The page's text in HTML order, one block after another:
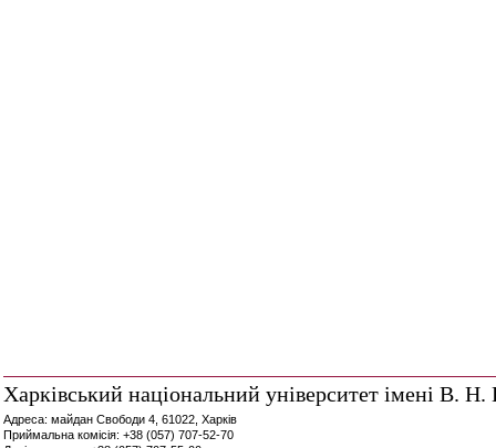
Харківський національний університет імені В. Н.
Адреса: майдан Свободи 4, 61022, Харків
Приймальна комісія: +38 (057) 707-52-70